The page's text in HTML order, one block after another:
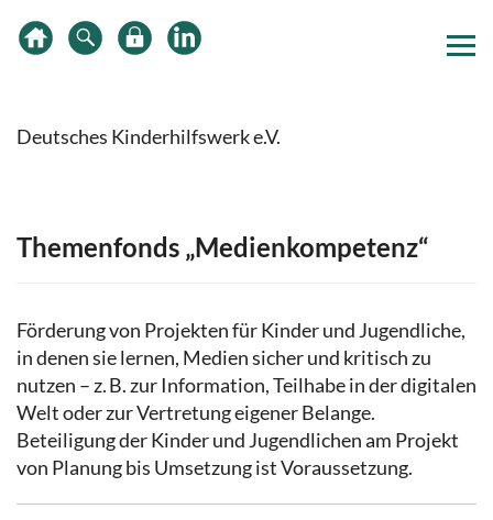
Inhalt
Hauptnavigation
Subnavigation
Deutsches Kinderhilfswerk e.V.
Themenfonds „Medienkompetenz“
Förderung von Projekten für Kinder und Jugendliche,
in denen sie lernen, Medien sicher und kritisch zu
nutzen – z. B. zur Information, Teilhabe in der digitalen
Welt oder zur Vertretung eigener Belange.
Beteiligung der Kinder und Jugendlichen am Projekt
von Planung bis Umsetzung ist Voraussetzung.